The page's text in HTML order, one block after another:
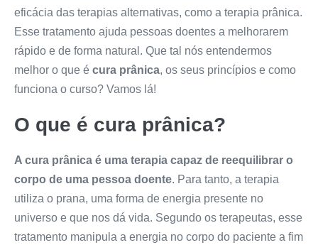
eficácia das terapias alternativas, como a terapia prânica.
Esse tratamento ajuda pessoas doentes a melhorarem
rápido e de forma natural. Que tal nós entendermos
melhor o que é cura prânica, os seus princípios e como
funciona o curso? Vamos lá!
O que é cura prânica?
A cura prânica é uma terapia capaz de reequilibrar o
corpo de uma pessoa doente. Para tanto, a terapia
utiliza o prana, uma forma de energia presente no
universo e que nos dá vida. Segundo os terapeutas, esse
tratamento manipula a energia no corpo do paciente a fim